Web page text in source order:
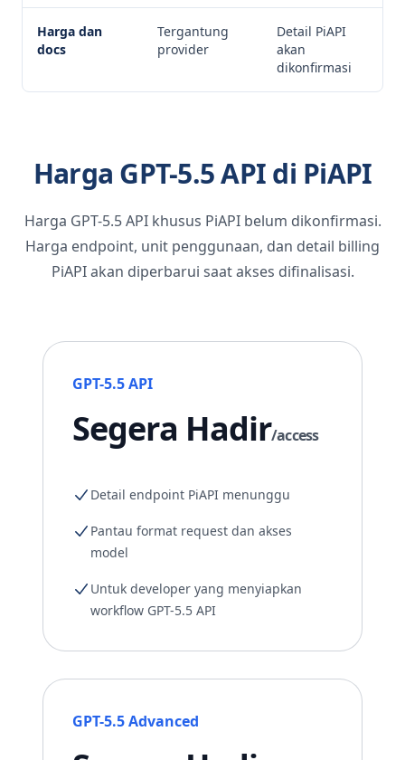
Harga dan
docs
Tergantung
provider
Detail PiAPI
akan
dikonfirmasi
Harga GPT-5.5 API di PiAPI
Harga GPT-5.5 API khusus PiAPI belum dikonfirmasi.
Harga endpoint, unit penggunaan, dan detail billing
PiAPI akan diperbarui saat akses difinalisasi.
GPT-5.5 API
Segera Hadir/access
Detail endpoint PiAPI menunggu
Pantau format request dan akses
model
Untuk developer yang menyiapkan
workflow GPT-5.5 API
GPT-5.5 Advanced